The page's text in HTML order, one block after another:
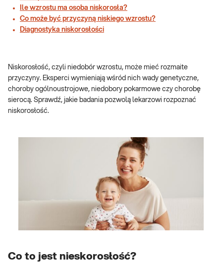
Ile wzrostu ma osoba niskorosła?
Co może być przyczyną niskiego wzrostu?
Diagnostyka niskorosłości
Niskorosłość, czyli niedobór wzrostu, może mieć rozmaite
przyczyny. Eksperci wymieniają wśród nich wady genetyczne,
choroby ogólnoustrojowe, niedobory pokarmowe czy chorobę
sierocą. Sprawdź, jakie badania pozwolą lekarzowi rozpoznać
niskorosłość.
Co to jest nieskorosłość?